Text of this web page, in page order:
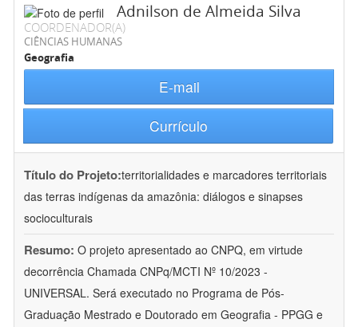
Adnilson de Almeida Silva
COORDENADOR(A)
CIÊNCIAS HUMANAS
Geografia
E-mail
Currículo
Título do Projeto:territorialidades e marcadores territoriais
das terras indígenas da amazônia: diálogos e sinapses
socioculturais
Resumo: O projeto apresentado ao CNPQ, em virtude
decorrência Chamada CNPq/MCTI Nº 10/2023 -
UNIVERSAL. Será executado no Programa de Pós-
Graduação Mestrado e Doutorado em Geografia - PPGG e